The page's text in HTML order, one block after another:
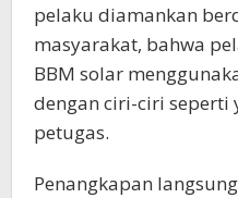
pelaku diamankan
masyarakat, bahwa
BBM solar
dengan ciri-ciri seperti
petugas.
Penangkapan